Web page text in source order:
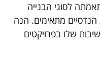
לסוגי הבנייה
מתאימים. הנה
שלו בפרויקטים